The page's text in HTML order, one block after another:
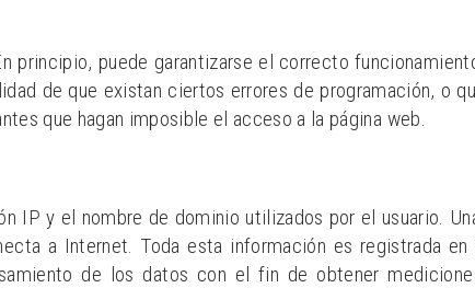
principio, puede garantizarse el correcto
de que existan ciertos errores de programación, o
que hagan imposible el acceso a la página web.
IP y el nombre de dominio utilizados por el usuario.
a Internet. Toda esta información es registrada
de los datos con el fin de obtener